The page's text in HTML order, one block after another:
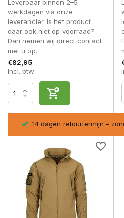
doorgaans waterafstotend
zorgt voor comfort en lichte
Belangrijke kenmerken zijn:
Slijtvaste buitenstof
Duurzame rits- en
Geschikt voor intensief
Een softshell jas biedt de ideale
Veelgestelde vragen
Is een softshell jas waterdicht?
De meeste softshell jassen zijn
volledig waterdicht zoals een
Kan ik een softshell in de
Ja, mits gecombineerd met een
Is een softshell geschikt voor
Leverbaar binnen 2–5
werkdagen via onze
leverancier. Is het product
daar ook niet op voorraad?
Dan nemen wij direct contact
met u op.
€82,95
Incl. btw
14 dagen retourtermijn –